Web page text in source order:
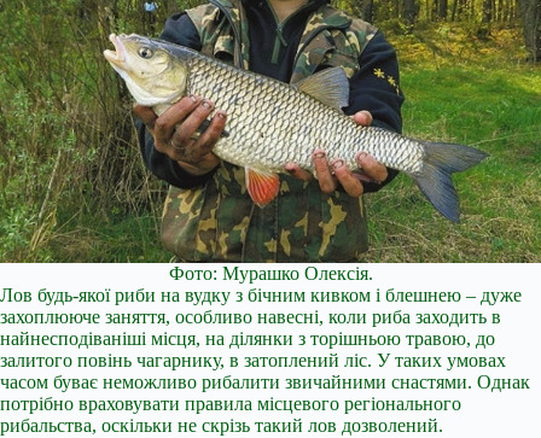
Фото: Мурашко Олексія.
Лов будь-якої риби на вудку з бічним кивком і блешнею – дуже
захоплююче заняття, особливо навесні, коли риба заходить в
найнесподіваніші місця, на ділянки з торішньою травою, до
залитого повінь чагарнику, в затоплений ліс. У таких умовах
часом буває неможливо рибалити звичайними снастями. Однак
потрібно враховувати правила місцевого регіонального
рибальства, оскільки не скрізь такий лов дозволений.